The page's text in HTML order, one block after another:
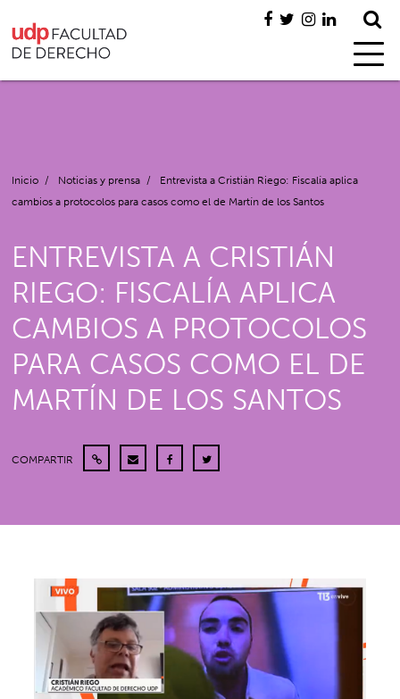
Inicio / Noticias y prensa /
Entrevista a Cristián Riego: Fiscalía aplica
cambios a protocolos para casos como el de Martín de los Santos
ENTREVISTA A CRISTIÁN
RIEGO: FISCALÍA APLICA
CAMBIOS A PROTOCOLOS
PARA CASOS COMO EL DE
MARTÍN DE LOS SANTOS
COMPARTIR